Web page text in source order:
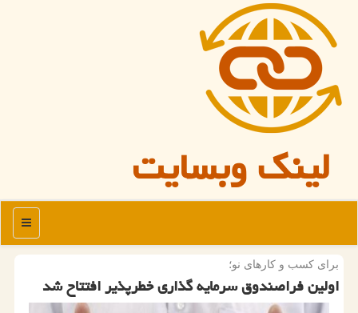
لینک وبسایت
منو
برای كسب و كارهای نو؛
اولین فراصندوق سرمایه گذاری خطرپذیر افتتاح شد